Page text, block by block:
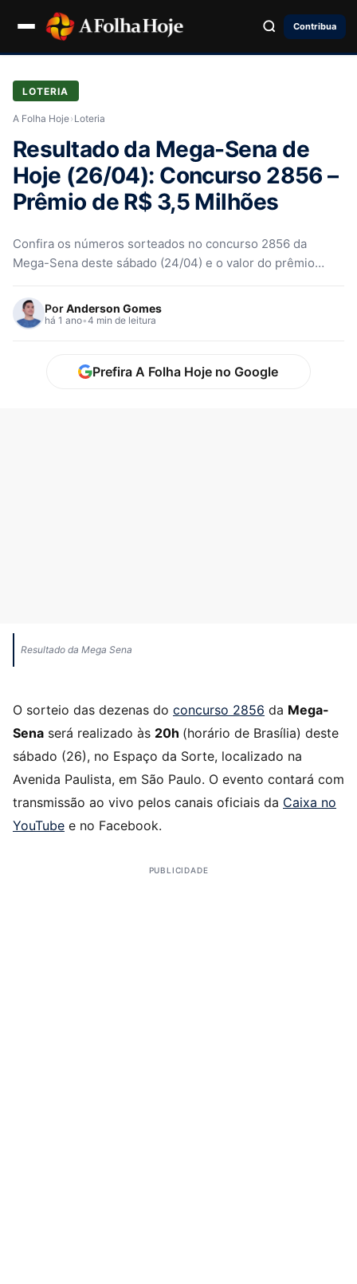
Contribua
LOTERIA
A Folha Hoje› Loteria
Resultado da Mega-Sena de
Hoje (26/04): Concurso 2856 –
Prêmio de R$ 3,5 Milhões
Confira os números sorteados no concurso 2856 da
Mega-Sena deste sábado (24/04) e o valor do prêmio
PorAnderson Gomes
há 1 ano•4 min de leitura
Prefira A Folha Hoje no Google
Resultado da Mega Sena
O sorteio das dezenas do concurso 2856 da Mega-
Sena será realizado às 20h (horário de Brasília) deste
sábado (26), no Espaço da Sorte, localizado na
Avenida Paulista, em São Paulo. O evento contará com
transmissão ao vivo pelos canais oficiais da Caixa no
YouTube e no Facebook.
PUBLICIDADE